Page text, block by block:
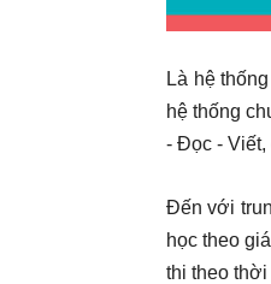
Là hệ
hệ thống
- Đọc - Viết,
Đến với
học theo
thi theo